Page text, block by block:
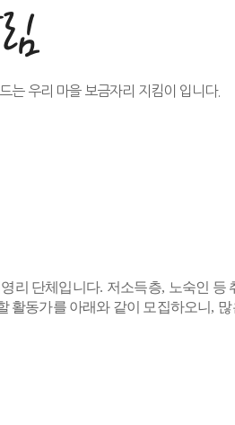
는 우리 마을 보금자리 지킴이 입니다.
리 단체입니다. 저소득층, 노숙인 등
활동가를 아래와 같이 모집하오니 , 많